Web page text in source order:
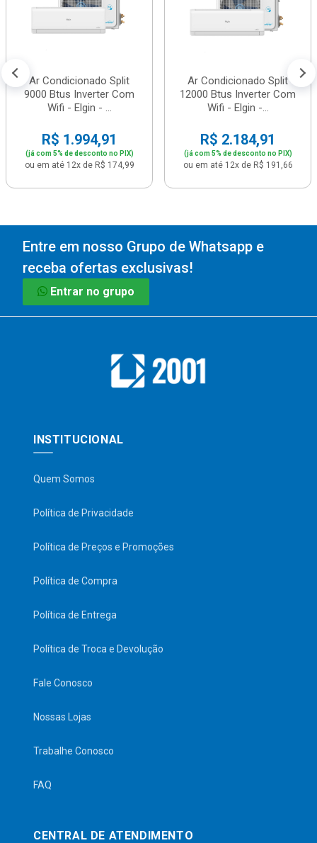
Ar Condicionado Split
9000 Btus Inverter Com
Wifi - Elgin - ...
R$ 1.994,91
(já com 5% de desconto no PIX)
ou em até 12x de R$ 174,99
Ar Condicionado Split
12000 Btus Inverter Com
Wifi - Elgin -...
R$ 2.184,91
(já com 5% de desconto no PIX)
ou em até 12x de R$ 191,66
Entre em nosso Grupo de Whatsapp e
receba ofertas exclusivas!
Entrar no grupo
INSTITUCIONAL
Quem Somos
Política de Privacidade
Política de Preços e Promoções
Política de Compra
Política de Entrega
Política de Troca e Devolução
Fale Conosco
Nossas Lojas
Trabalhe Conosco
FAQ
CENTRAL DE ATENDIMENTO